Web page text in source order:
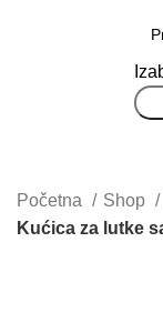
Početna Shop
Kućica za lutke